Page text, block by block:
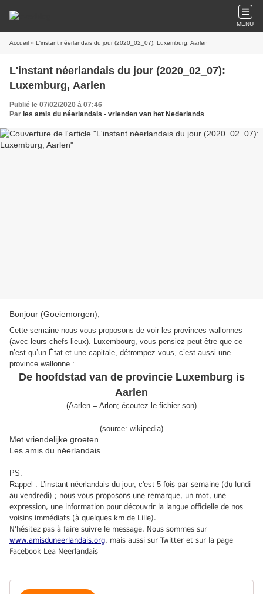
MENU
Accueil » L'instant néerlandais du jour (2020_02_07): Luxemburg, Aarlen
L'instant néerlandais du jour (2020_02_07):
Luxemburg, Aarlen
Publié le 07/02/2020 à 07:46
Par les amis du néerlandais - vrienden van het Nederlands
Bonjour (Goeiemorgen),
Cette semaine nous vous proposons de voir les provinces wallonnes
(avec leurs chefs-lieux). Luxembourg, vous pensiez peut-être que ce
n’est qu’un État et une capitale, détrompez-vous, c’est aussi une
province wallonne :
De hoofdstad van de provincie Luxemburg is
Aarlen
(Aarlen = Arlon; écoutez le fichier son)
(source: wikipedia)
Met vriendelijke groeten
Les amis du néerlandais
PS:
Rappel : L’instant néerlandais du jour, c'est 5 fois par semaine (du lundi
au vendredi) ; nous vous proposons une remarque, un mot, une
expression, une information pour découvrir la langue officielle de nos
voisins immédiats (à quelques km de Lille).
N'hésitez pas à faire suivre le message. Nous sommes sur
www.amisduneerlandais.org, mais aussi sur Twitter et sur la page
Facebook Lea Neerlandais